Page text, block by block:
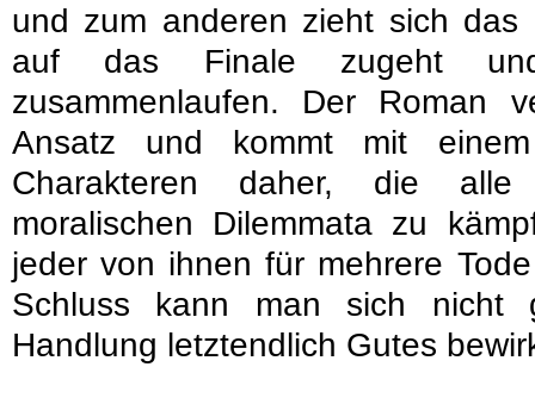
und zum anderen zieht sich
auf das Finale zugeht und
zusammenlaufen. Der Roman
Ansatz und kommt mit
Charakteren daher, die
moralischen Dilemmata zu
jeder von ihnen für mehrere
Schluss kann man sich nicht
Handlung letztendlich Gutes